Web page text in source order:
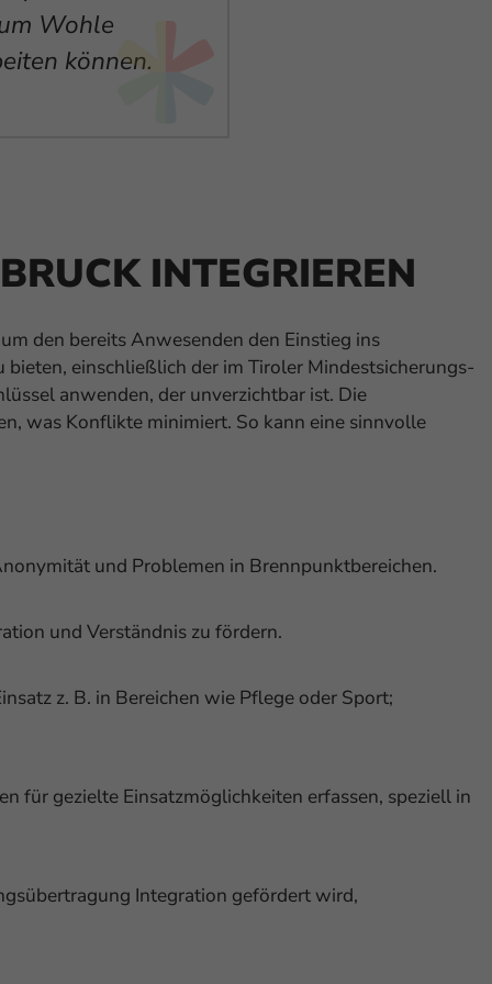
Wohle
können.
INTEGRIEREN
den bereits Anwesenden den Einstieg ins
einschließlich der im Tiroler Mindestsicherungs-
anwenden, der unverzichtbar ist. Die
was Konflikte minimiert. So kann eine sinnvolle
und Problemen in Brennpunktbereichen.
und Verständnis zu fördern.
z. B. in Bereichen wie Pflege oder Sport;
für gezielte Einsatzmöglichkeiten erfassen, speziell in
Integration gefördert wird,